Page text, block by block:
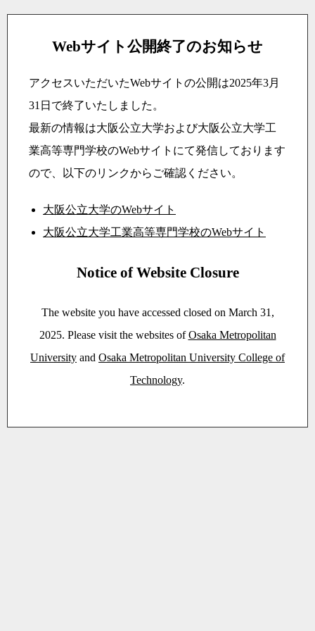
Webサイト公開終了のお知らせ
アクセスいただいたWebサイトの公開は2025年3月
31日で終了いたしました。
最新の情報は大阪公立大学および大阪公立大学工
業高等専門学校のWebサイトにて発信しております
ので、以下のリンクからご確認ください。
大阪公立大学のWebサイト
大阪公立大学工業高等専門学校のWebサイト
Notice of Website Closure
The website you have accessed closed on March 31,
2025. Please visit the websites ofOsaka Metropolitan
University and Osaka Metropolitan University College of
Technology.